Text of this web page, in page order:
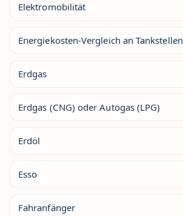
Elektromobilität
Energiekosten-Vergleich an Tankstellen
Erdgas
Erdgas (CNG) oder Autogas (LPG)
Erdöl
Esso
Fahranfänger